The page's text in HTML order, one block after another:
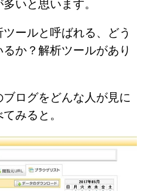
いと思います。
ールと呼ばれる、どう
か？解析ツールがあり
ログをどんな人が見に
みると。